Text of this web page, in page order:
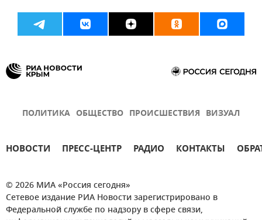
ПОЛИТИКА ОБЩЕСТВО ПРОИСШЕСТВИЯ ВИЗУАЛ
НОВОСТИ ПРЕСС-ЦЕНТР РАДИО КОНТАКТЫ
© 2026 МИА «Россия сегодня»
Сетевое издание РИА Новости зарегистрировано в
Федеральной службе по надзору в сфере связи,